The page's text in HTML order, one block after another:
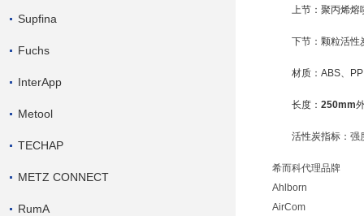
Supfina
Fuchs
InterApp
Metool
TECHAP
METZ CONNECT
RumA
上节： 聚丙烯熔
下节：颗粒活性
材质：ABS、PP
长度： 250mm
活性炭指标：强
希而科代理品牌
Ahlborn
AirCom